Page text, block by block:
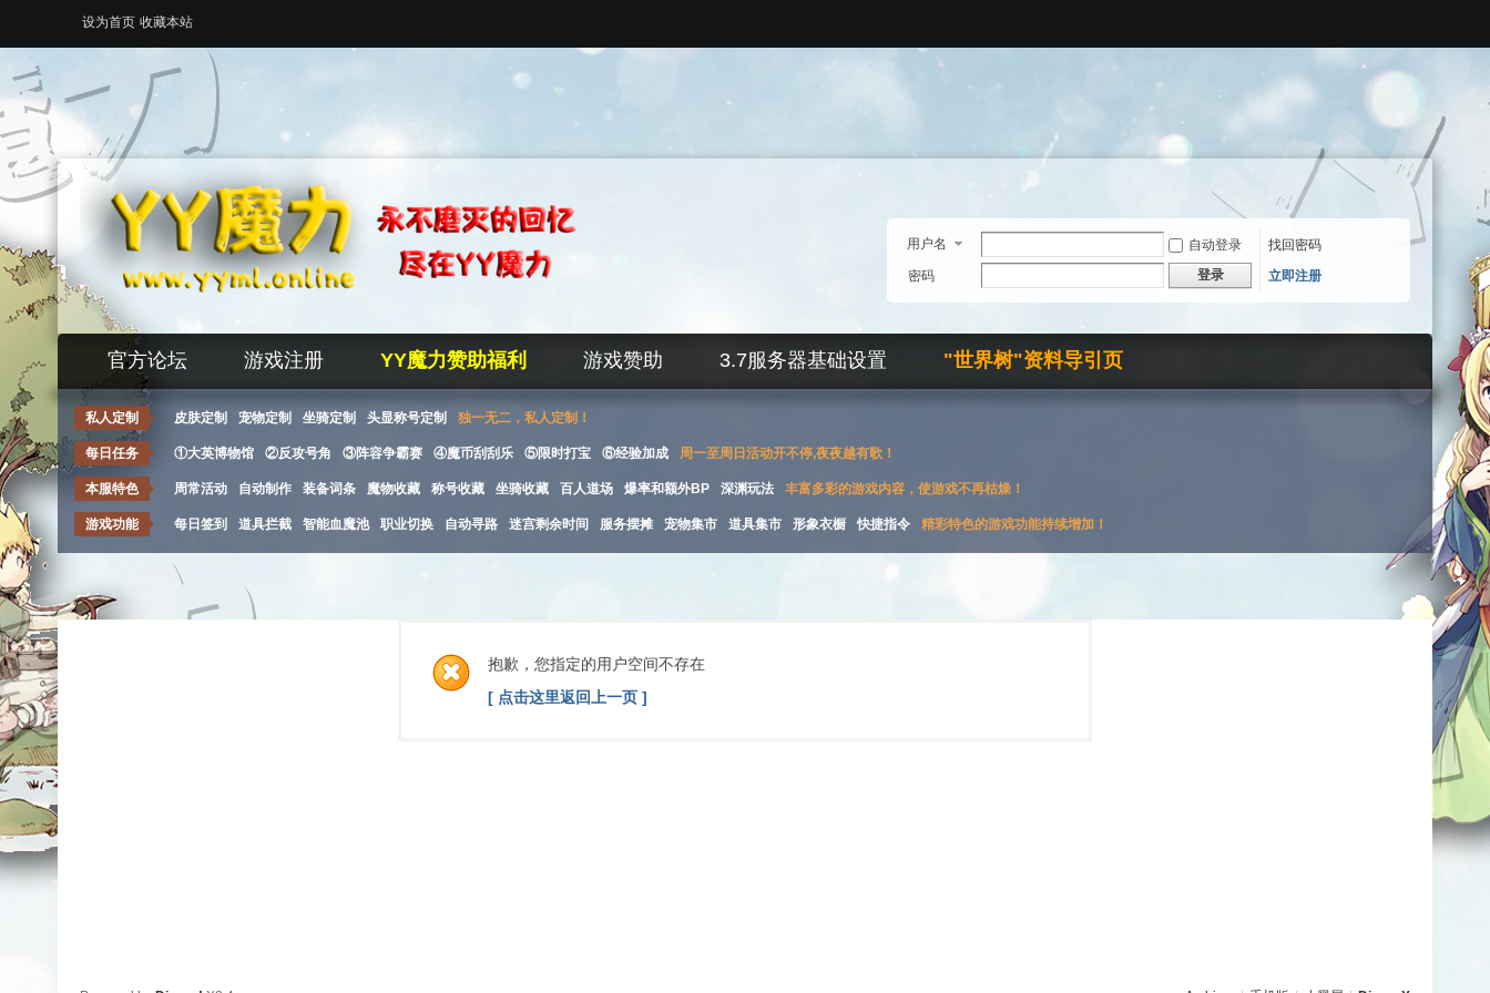
设为首页 收藏本站
用户名 自动登录
找回密码
密码
登录 立即注册
官方论坛 游戏注册 YY魔力赞助福利 游戏赞助 3.7服务器基础设置 "世界树"资料导引页
私人定制 皮肤定制 宠物定制 坐骑定制 头显称号定制 独一无二，私人定制！
每日任务 ①大英博物馆 ②反攻号角 ③阵容争霸赛 ④魔币刮刮乐 ⑤限时打宝 ⑥经验加成 周一至周日活动开不停,夜夜越有歌！
本服特色 周常活动 自动制作 装备词条 魔物收藏 称号收藏 坐骑收藏 百人道场 爆率和额外BP 深渊玩法 丰富多彩的游戏内容，使游戏不再枯燥！
游戏功能 每日签到 道具拦截 智能血魔池 职业切换 自动寻路 迷宫剩余时间 服务摆摊 宠物集市 道具集市 形象衣橱 快捷指令 精彩特色的游戏功能持续增加！
抱歉，您指定的用户空间不存在
[ 点击这里返回上一页 ]